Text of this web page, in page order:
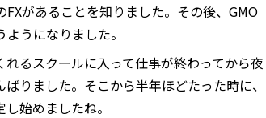
があることを知りました。その後、GMO
うになりました。
るスクールに入って仕事が終わってから夜
りました。そこから半年ほどたった時に、
始めましたね。